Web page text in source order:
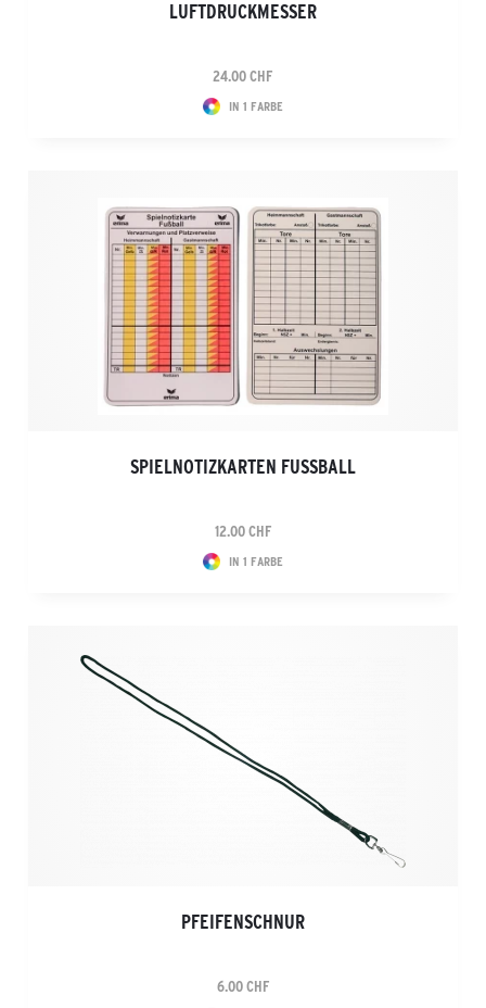
LUFTDRUCKMESSER
24.00 CHF
IN 1 FARBE
SPIELNOTIZKARTEN FUSSBALL
12.00 CHF
IN 1 FARBE
PFEIFENSCHNUR
6.00 CHF